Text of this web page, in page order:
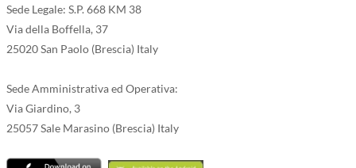
Sede Legale: S.P. 668 KM 38
Via della Boffella, 37
25020 San Paolo (Brescia) Italy
Sede Amministrativa ed Operativa:
Via Giardino, 3
25057 Sale Marasino (Brescia) Italy